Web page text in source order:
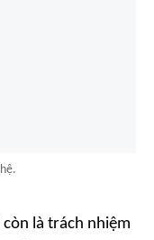
là trách nhiệm